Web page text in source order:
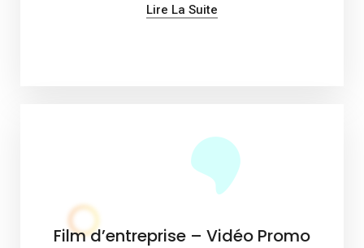
Lire La Suite
Film d’entreprise – Vidéo Promo